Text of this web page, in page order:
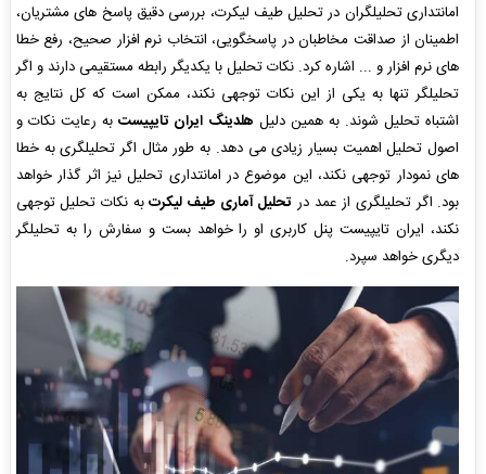
امانتداری تحلیلگران در تحلیل طیف لیکرت، بررسی دقیق پاسخ های مشتریان،
اطمینان از صداقت مخاطبان در پاسخگویی، انتخاب نرم افزار صحیح، رفع خطا
های نرم افزار و ... اشاره کرد. نکات تحلیل با یکدیگر رابطه مستقیمی دارند و اگر
تحلیلگر تنها به یکی از این نکات توجهی نکند، ممکن است که کل نتایج به
اشتباه تحلیل شوند. به همین دلیل هلدینگ ایران تایپیستبه رعایت نکات و
اصول تحلیل اهمیت بسیار زیادی می دهد. به طور مثال اگر تحلیلگری به خطا
های نمودار توجهی نکند، این موضوع در امانتداری تحلیل نیز اثر گذار خواهد
بود. اگر تحلیلگری از عمد در تحلیل آماری طیف لیکرتبه نکات تحلیل توجهی
نکند، ایران تایپیست پنل کاربری او را خواهد بست و سفارش را به تحلیلگر
دیگری خواهد سپرد.